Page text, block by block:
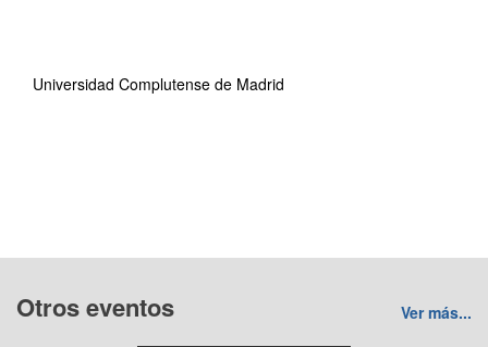
Universidad Complutense de Madrid
Otros eventos Ver más...